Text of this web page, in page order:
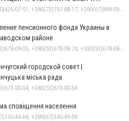
+380(50)426-07-51, +380(73)797-88-17, +380(67)899-09-16
пенсионного фонда Украины в
районе
+380(53)678-09-05, +380(53)678-08-74, +380(53)678-08-83, +380(53)678-08-41, +380(53)678-08-86
городской совет |
міська рада
00-34, +380(53)673-00-34
сповіщення населення
44-68, +380(67)340-49-59